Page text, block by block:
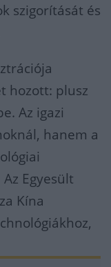
szigorítását és
hozott: plusz
Az igazi
hanem a
Egyesült
Kína